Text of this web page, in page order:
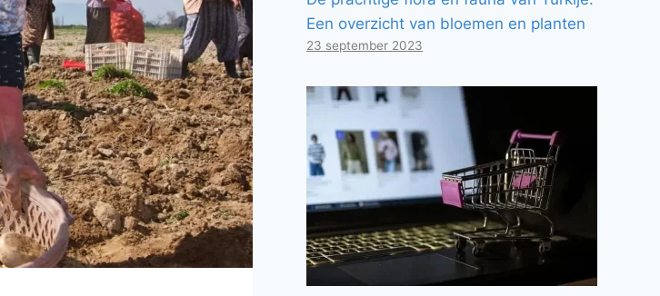
Een overzicht van bloemen en planten
23 september 2023